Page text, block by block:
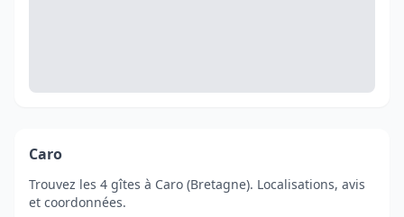
Caro
Trouvez les 4 gîtes à Caro (Bretagne). Localisations, avis
et coordonnées.